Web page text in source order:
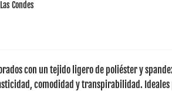
Las Condes
con un tejido ligero de poliéster y
comodidad y transpirabilidad.